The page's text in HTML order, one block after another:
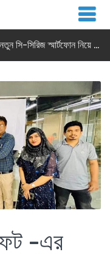
নতুন সি-সিরিজ স্মার্টফোন নিয়ে আসছে রিয়েলমি
-এর